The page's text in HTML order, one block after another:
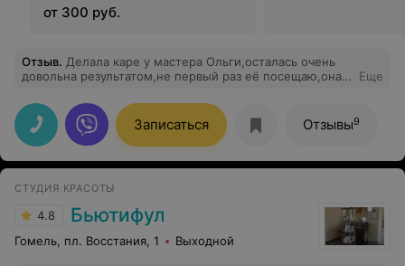
от 300 руб.
Отзыв. Делала каре у мастера Ольги,осталась очень
довольна результатом,не первый раз её посещаю,она
Еще
Записаться Отзывы9
СТУДИЯ КРАСОТЫ
4.8 Бьютифул
Гомель, пл. Восстания, 1 Выходной